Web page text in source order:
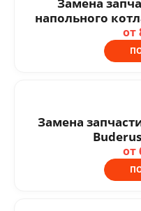
напольного
от
Замена
от